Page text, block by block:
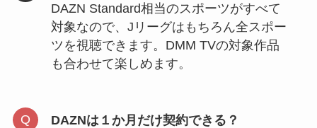
DAZN Standard相当のスポーツがすべて
対象なので、Jリーグはもちろん全スポー
ツを視聴できます。DMM TVの対象作品
も合わせて楽しめます。
DAZNは１か月だけ契約できる？